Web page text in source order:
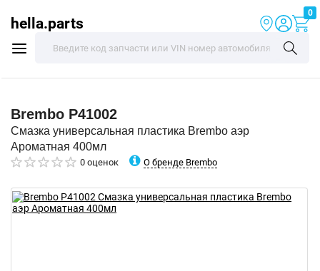
hella.parts
0
Brembo P41002
Смазка универсальная пластика Brembo аэр
Ароматная 400мл
0 оценок О бренде Brembo